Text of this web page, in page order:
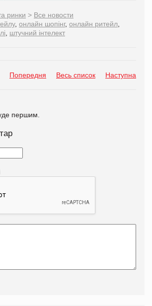
ринки > Все новости
, онлайн шопінг, онлайн ритейл
штучний інтелект
Попередня Весь список Наступна
першим.